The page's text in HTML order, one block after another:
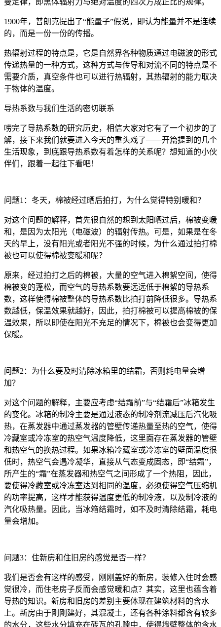
曼定律，即黑体辐射力与绝对温度的四次方成正比的规律。
1900年，普朗克提出了“能量子”假说，即认为能量并不是连续
的，而是一份一份的传播。
热辐射过程的特点是，它是自然界各种物质通过电磁波的形式
传递热量的一种方式，这种方式与传导和对流不同的特点是不
需要介质，真空条件也可以进行热辐射，其热辐射的能力取决
于物体的温度。
导热系数与我们生活的密切联系
唠完了导热系数的研究历史，相信大家对它有了一个初步的了
解，接下来我们就要进入今天的重头戏了——开篇提到的几个
生活现象，到底跟导热系数有着怎样的关系呢？想知道的小伙
伴们，跟着一起往下看吧！
问题1：冬天，棉被经过晒后拍打，为什么觉得特别暖和？
对这个问题的解释，首先很自然的想到太阳晒过后，棉被变暖
和，是因为太阳光（电磁波）的辐射传热。可是，如果是在冬
天的早上，没有阳光或者阳光不强的时候，为什么通过拍打棉
被也可以使得棉被变暖和呢？
原来，经过拍打之后的棉被，大量的空气进入棉絮空间，使得
棉被变的蓬松，而空气的导热系数要远远低于棉絮的导热系
数，这样使得棉被整体的导热系数比拍打前降低很多。导热系
数越低，保温效果就越好，因此，拍打棉被可以提高棉被的保
温效果，所以即使在阳光不充足的情况下，棉被也会变得更加
保暖。
问题2：为什么要及时清除冰箱里的结霜，否则耗电量会增
加？
对这个问题的解释，主要应考虑“结霜前”与“结霜后”冰箱发生
的变化。冰箱的制冷主要是通过液态的制冷剂流减压后汽化吸
热，在蒸发器中通过蒸发器的管壁传递热量至热的空气，使得
冷藏室或冷冻室的热空气温度降低，这里面存在蒸发器的管壁
和热空气的换热过程。如果冰箱冷藏室或冷冻室的壁面温度很
低时，热空气会遇冷凝华，直接从气态变成固态，即“结霜”，
所产生的“霜”在蒸发器和热空气之间形成了一个热阻，因此，
要使得冷藏室或冷冻室达到相同的温度，必须使得空气压缩机
的功率提高，这样才能获得温度更低的制冷液，以及制冷液的
汽化吸热量。因此，当冰箱结霜时，如不及时清除结霜，耗电
量会增加。
问题3：住新房和住旧房的感觉是否一样？
我们是否会有这样的感受，刚刚盖好的新房，装修入住时会感
觉很冷，而住老房子反而会感觉暖和点？其实，这里也蕴含着
导热的知识。新房和旧房的差别主要体现在建筑材料的含水
上。新房由于刚刚建好，其混凝土，还有各种涂料都含有较多
的水分，这些水分填充在砖瓦的孔隙中，使得墙壁整体的含水